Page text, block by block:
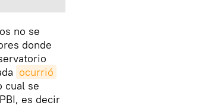
no se
donde
ocurrió
cual se
es decir